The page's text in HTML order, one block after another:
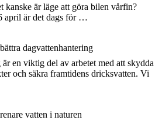
kanske är läge att göra bilen vårfin?
april är det dags för …
dagvattenhantering
en viktig del av arbetet med att skydda
och säkra framtidens dricksvatten. Vi
vatten i naturen